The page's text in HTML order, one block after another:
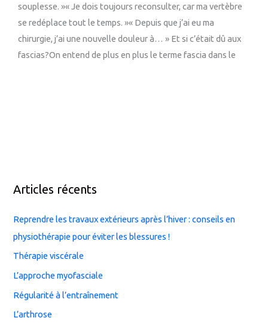
souplesse. »« Je dois toujours reconsulter, car ma vertèbre
se redéplace tout le temps. »« Depuis que j’ai eu ma
chirurgie, j’ai une nouvelle douleur à… » Et si c’était dû aux
fascias?On entend de plus en plus le terme fascia dans le
Articles récents
Reprendre les travaux extérieurs après l’hiver : conseils en
physiothérapie pour éviter les blessures !
Thérapie viscérale
L’approche myofasciale
Régularité à l’entraînement
L’arthrose